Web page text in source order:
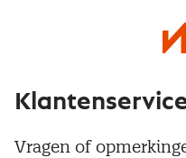
Vragen of